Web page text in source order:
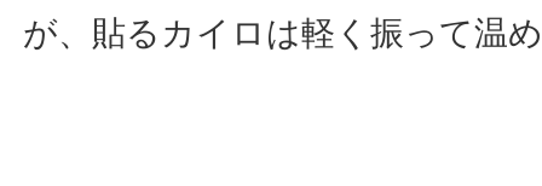
が、貼るカイロは軽く振って温